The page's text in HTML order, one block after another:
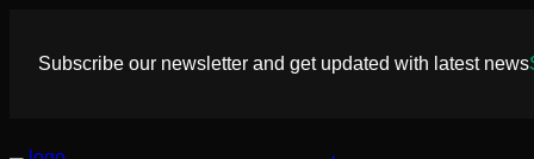
Subscribe our newsletter and get updated with latest news